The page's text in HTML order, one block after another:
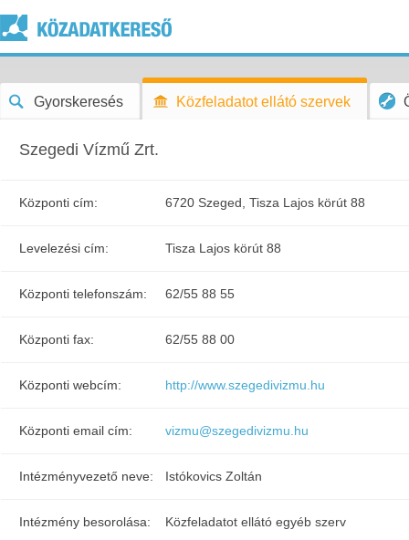
Gyorskeresés Közfeladatot ellátó szervek
Szegedi Vízmű Zrt.
Központi cím: 6720 Szeged, Tisza Lajos körút 88
Levelezési cím: Tisza Lajos körút 88
Központi telefonszám: 62/55 88 55
Központi fax: 62/55 88 00
Központi webcím: http://www.szegedivizmu.hu
Központi email cím: vizmu@szegedivizmu.hu
Intézményvezető neve: Istókovics Zoltán
Intézmény besorolása: Közfeladatot ellátó egyéb szerv